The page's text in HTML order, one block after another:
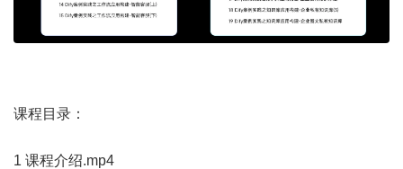
课程目录：
1 课程介绍.mp4